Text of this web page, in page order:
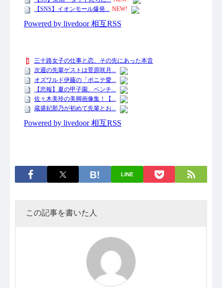
LINE
この記事を書いた人